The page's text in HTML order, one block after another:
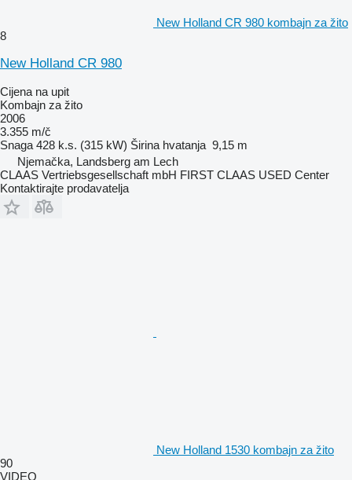
New Holland CR 980 kombajn za žito
8
New Holland CR 980
Cijena na upit
Kombajn za žito
2006
3.355 m/č
Snaga 428 k.s. (315 kW) Širina hvatanja 9,15 m
Njemačka, Landsberg am Lech
CLAAS Vertriebsgesellschaft mbH FIRST CLAAS USED Center
Kontaktirajte prodavatelja
New Holland 1530 kombajn za žito
90
VIDEO